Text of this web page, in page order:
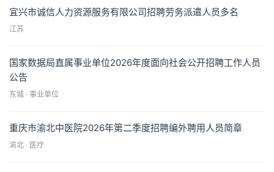
宜兴市诚信人力资源服务有限公司招聘劳务派遣人员多名
江苏
国家数据局直属事业单位2026年度面向社会公开招聘工作人员
公告
东城 · 事业单位
重庆市渝北中医院2026年第二季度招聘编外聘用人员简章
渝北 · 医疗